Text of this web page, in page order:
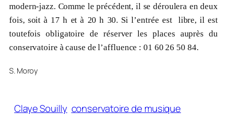
modern-jazz. Comme le précédent, il se déroulera en deux
fois, soit à 17 h et à 20 h 30. Si l’entrée est libre, il est
toutefois obligatoire de réserver les places auprès du
conservatoire à cause de l’affluence : 01 60 26 50 84.
S. Moroy
Claye Souilly conservatoire de musique